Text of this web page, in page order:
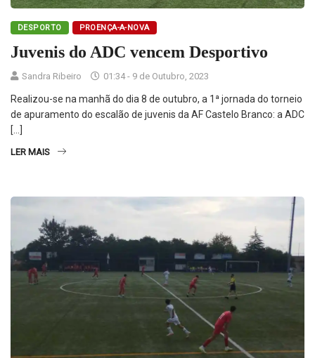
DESPORTO PROENÇA-A-NOVA
Juvenis do ADC vencem Desportivo
Sandra Ribeiro 01:34 - 9 de Outubro, 2023
Realizou-se na manhã do dia 8 de outubro, a 1ª jornada do torneio
de apuramento do escalão de juvenis da AF Castelo Branco: a ADC
[…]
LER MAIS